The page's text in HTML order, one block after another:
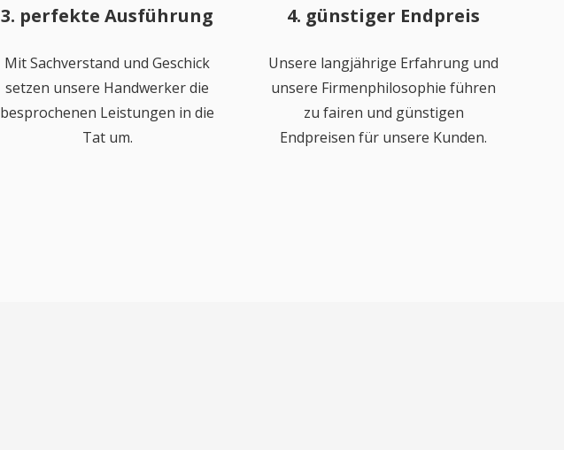
3. perfekte Ausführung
Mit Sachverstand und Geschick
setzen unsere Handwerker die
besprochenen Leistungen in die
Tat um.
4. günstiger Endpreis
Unsere langjährige Erfahrung und
unsere Firmenphilosophie führen
zu fairen und günstigen
Endpreisen für unsere Kunden.